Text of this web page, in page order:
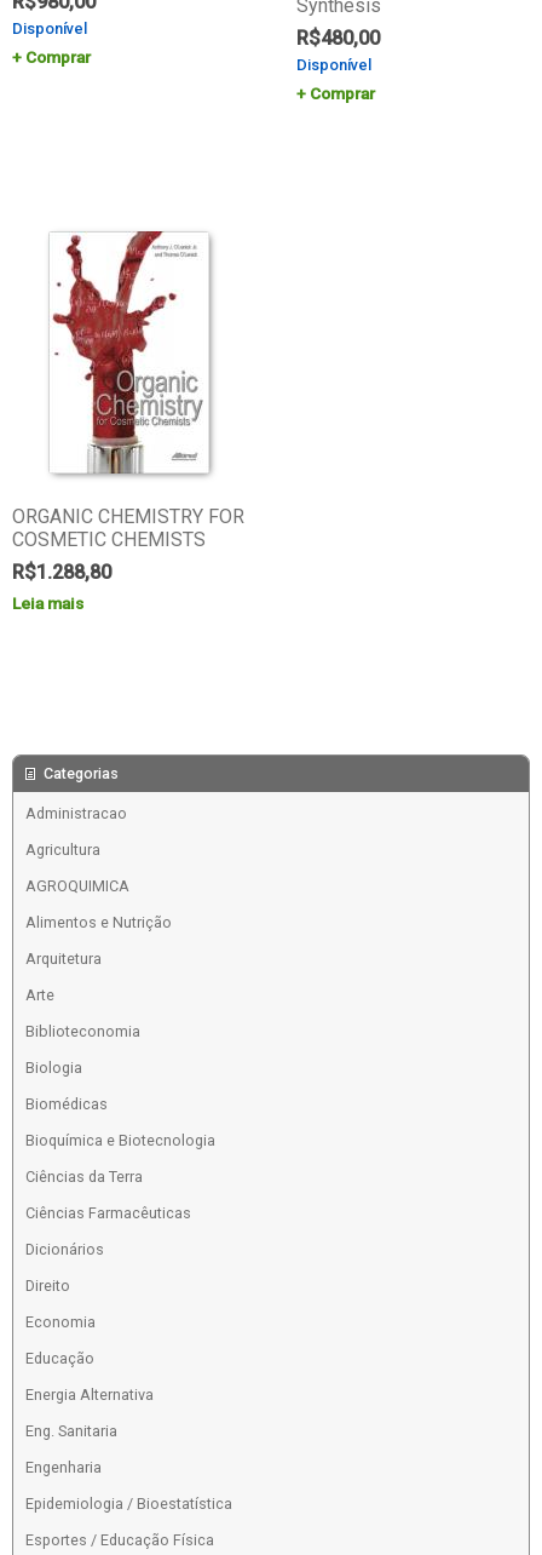
Disponível
Comprar
Synthesis
R$480,00
Disponível
Comprar
ORGANIC CHEMISTRY FOR
COSMETIC CHEMISTS
R$1.288,80
Leia mais
Categorias
Administracao
Agricultura
AGROQUIMICA
Alimentos e Nutrição
Arquitetura
Arte
Biblioteconomia
Biologia
Biomédicas
Bioquímica e Biotecnologia
Ciências da Terra
Ciências Farmacêuticas
Dicionários
Direito
Economia
Educação
Energia Alternativa
Eng. Sanitaria
Engenharia
Epidemiologia / Bioestatística
Esportes / Educação Física